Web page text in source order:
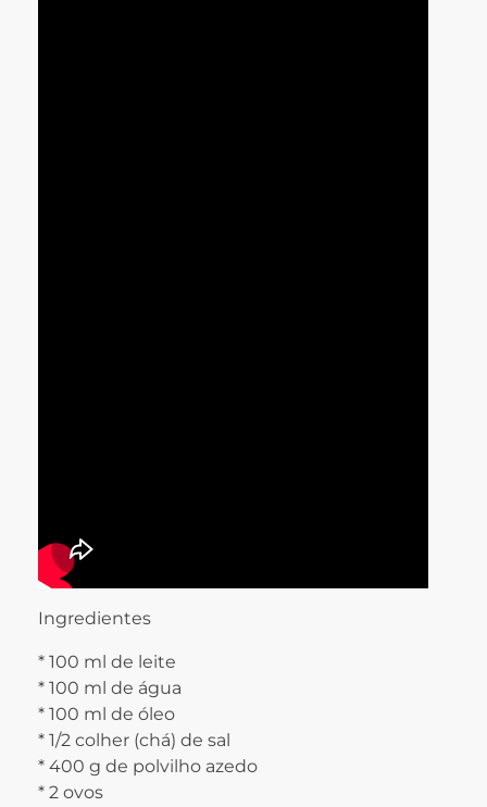
Ingredientes
* 100 ml de leite
* 100 ml de água
* 100 ml de óleo
* 1/2 colher (chá) de sal
* 400 g de polvilho azedo
* 2 ovos